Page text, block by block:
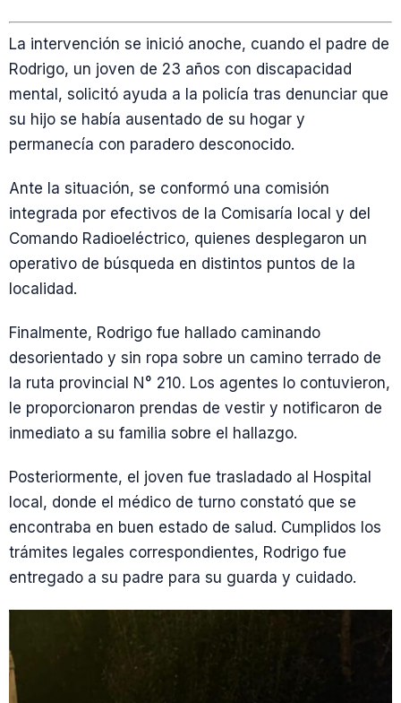
La intervención se inició anoche, cuando el padre de
Rodrigo, un joven de 23 años con discapacidad
mental, solicitó ayuda a la policía tras denunciar que
su hijo se había ausentado de su hogar y
permanecía con paradero desconocido.
Ante la situación, se conformó una comisión
integrada por efectivos de la Comisaría local y del
Comando Radioeléctrico, quienes desplegaron un
operativo de búsqueda en distintos puntos de la
localidad.
Finalmente, Rodrigo fue hallado caminando
desorientado y sin ropa sobre un camino terrado de
la ruta provincial N° 210. Los agentes lo contuvieron,
le proporcionaron prendas de vestir y notificaron de
inmediato a su familia sobre el hallazgo.
Posteriormente, el joven fue trasladado al Hospital
local, donde el médico de turno constató que se
encontraba en buen estado de salud. Cumplidos los
trámites legales correspondientes, Rodrigo fue
entregado a su padre para su guarda y cuidado.